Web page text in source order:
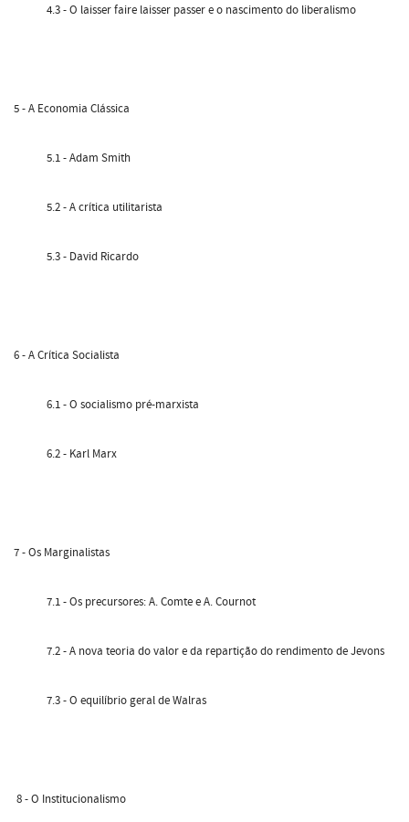
4.3 - O laisser faire laisser passer e o nascimento do liberalismo
5 - A Economia Clássica
5.1 - Adam Smith
5.2 - A crítica utilitarista
5.3 - David Ricardo
6 - A Crítica Socialista
6.1 - O socialismo pré-marxista
6.2 - Karl Marx
7 - Os Marginalistas
7.1 - Os precursores: A. Comte e A. Cournot
7.2 - A nova teoria do valor e da repartição do rendimento de Jevons
7.3 - O equilíbrio geral de Walras
8 - O Institucionalismo